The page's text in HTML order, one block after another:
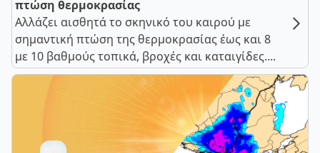
πτώση θερμοκρασίας
Αλλάζει αισθητά το σκηνικό του καιρού με
σημαντική πτώση της θερμοκρασίας έως και 8
με 10 βαθμούς τοπικά, βροχές και καταιγίδες....